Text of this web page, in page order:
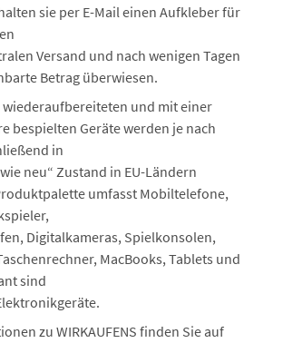
sie per E-Mail einen Aufkleber für
Versand und nach wenigen Tagen
Betrag überwiesen.
wiederaufbereiteten und mit einer
bespielten Geräte werden je nach
in
neu“ Zustand in EU-Ländern
umfasst Mobiltelefone,
Digitalkameras, Spielkonsolen,
MacBooks, Tablets und
sind
zu WIRKAUFENS finden Sie auf